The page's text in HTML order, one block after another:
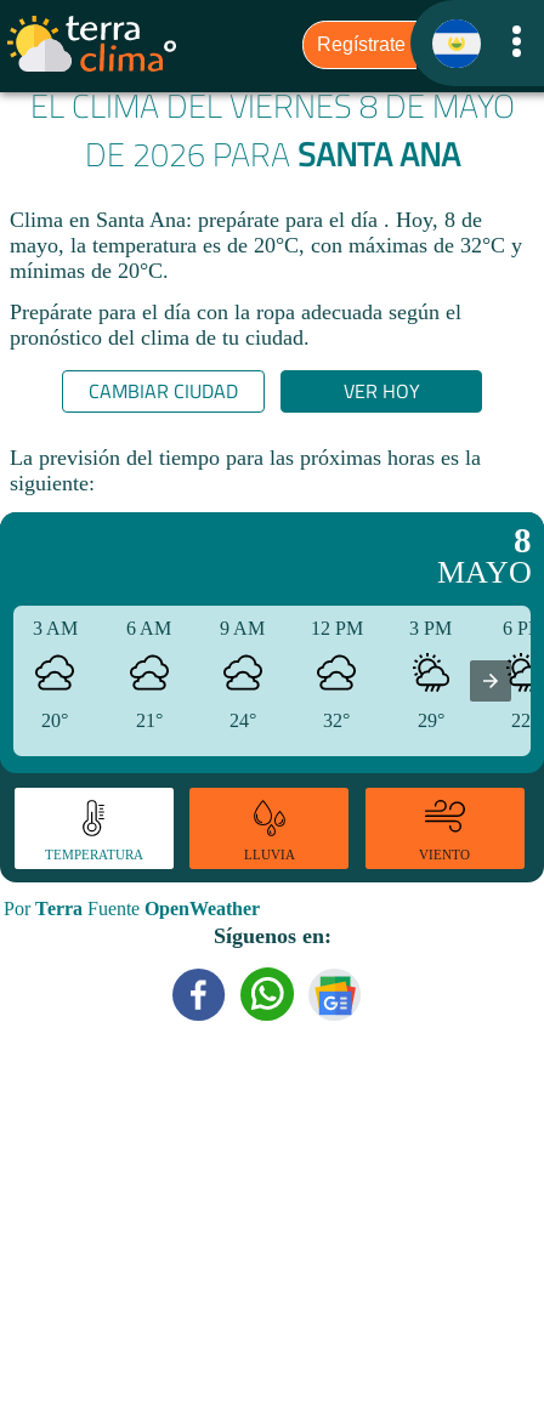
EL CLIMA DEL VIERNES 8 DE MAYO
DE 2026 PARA SANTA ANA
Clima en Santa Ana: prepárate para el día . Hoy, 8 de
mayo, la temperatura es de 20°C, con máximas de 32°C y
mínimas de 20°C.
Prepárate para el día con la ropa adecuada según el
pronóstico del clima de tu ciudad.​
CAMBIAR CIUDAD VER HOY
La previsión del tiempo para las próximas horas es la
siguiente:
8
MAYO
3 AM
20°
6 AM
21°
9 AM
24°
12 PM
32°
3 PM
29°
6
22°
TEMPERATURA LLUVIA VIENTO
PorTerra Fuente OpenWeather
Síguenos en: